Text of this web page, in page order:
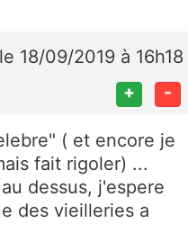
le 18/09/2019 à 16h18
+ -
( et encore je
fait rigoler) ...
dessus, j'espere
des vieilleries a